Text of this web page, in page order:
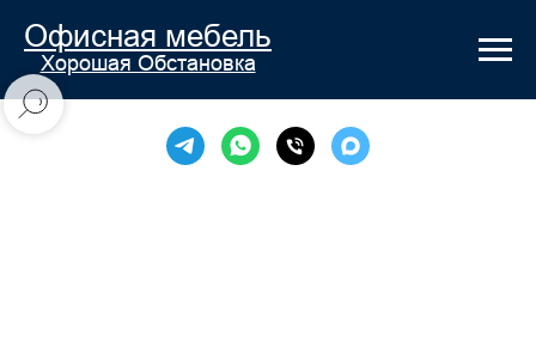
Офисная мебель
Хорошая Обстановка